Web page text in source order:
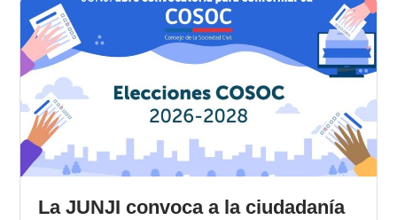
La JUNJI convoca a la ciudadanía